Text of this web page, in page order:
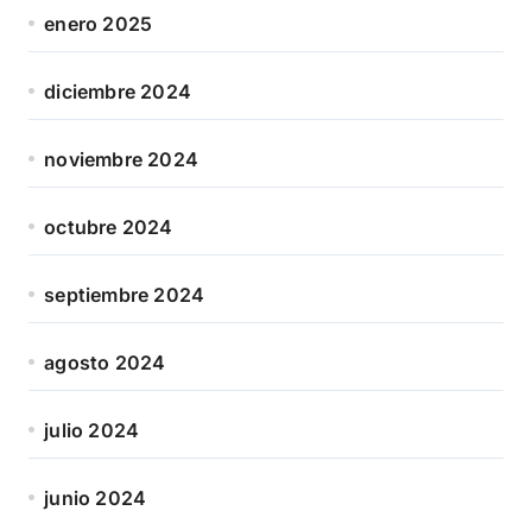
enero 2025
diciembre 2024
noviembre 2024
octubre 2024
septiembre 2024
agosto 2024
julio 2024
junio 2024